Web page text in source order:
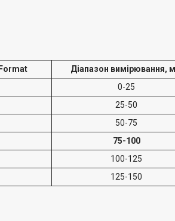
Діапазон вимірювання,
0-25
25-50
50-75
75-100
100-125
125-150